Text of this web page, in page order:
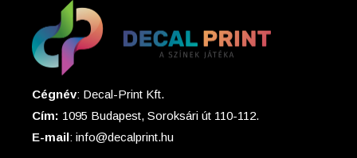
Cégnév: Decal-Print Kft.
Cím: 1095 Budapest, Soroksári út 110-112.
E-mail: info@decalprint.hu